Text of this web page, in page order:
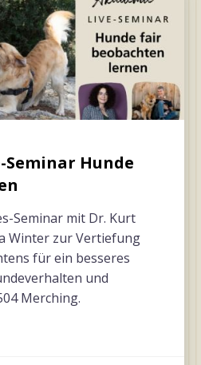
Seminar Hunde
Seminar mit Dr. Kurt
Winter zur Vertiefung
für ein besseres
und
Merching.